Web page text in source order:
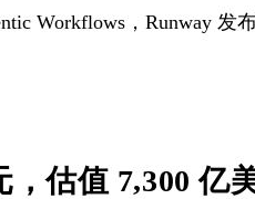
Workflows，Runway
估值 7,300 亿